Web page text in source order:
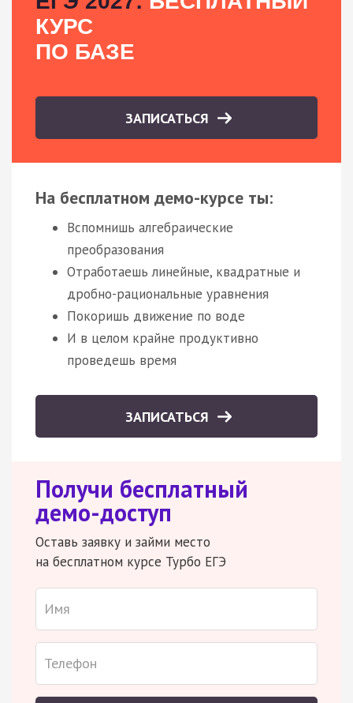
КУРС
ПО БАЗЕ
ЗАПИСАТЬСЯ
На бесплатном демо-курсе ты:
Вспомнишь алгебраические
преобразования
Отработаешь линейные, квадратные и
дробно-рациональные уравнения
Покоришь движение по воде
И в целом крайне продуктивно
проведешь время
ЗАПИСАТЬСЯ
Получи бесплатный
демо-доступ
Оставь заявку и займи место
на бесплатном курсе Турбо ЕГЭ